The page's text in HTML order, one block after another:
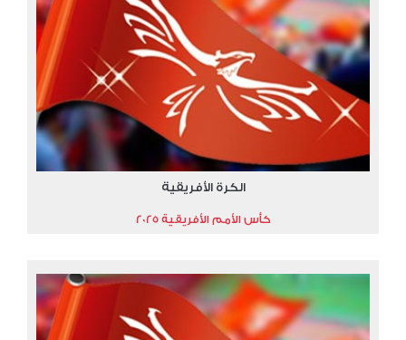
الكرة الأفريقية
كأس الأمم الأفريقية 2025